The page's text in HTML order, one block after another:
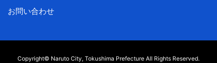
お問い合わせ
Copyright© Naruto City, Tokushima Prefecture All Rights Reserved.